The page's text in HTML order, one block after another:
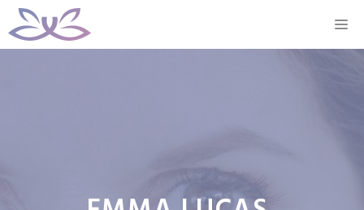
Aller
au